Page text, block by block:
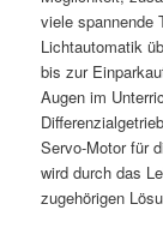
viele spannende
Lichtautomatik
bis zur
Augen im
Servo-Motor für
wird durch das
zugehörigen